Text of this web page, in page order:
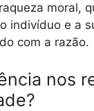
moral,
indivíduo e a
com a razão.
nos